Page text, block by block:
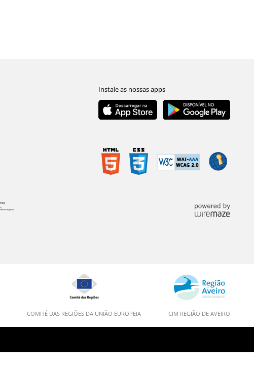
COMITÉ DAS REGIÕES DA UNIÃO EUROPEIA CIM REGIÃO DE AVEIRO